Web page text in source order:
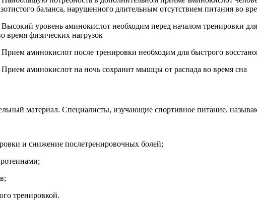
баланса, нарушенного длительным отсутствием питания во
Высокий уровень аминокислот необходим перед началом тренировки
время физических нагрузок
Прием аминокислот после тренировки необходим для быстрого
Прием аминокислот на ночь сохранит мышцы от распада во время сна
материал. Специалисты, изучающие спортивное питание,
и снижение послетренировочных болей;
тренировкой.